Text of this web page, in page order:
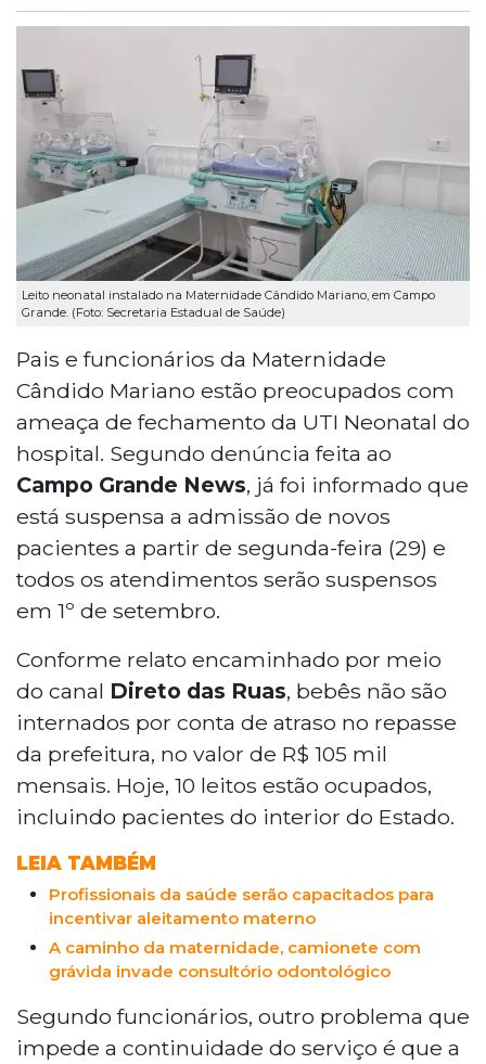
Leito neonatal instalado na Maternidade Cândido Mariano, em Campo
Grande. (Foto: Secretaria Estadual de Saúde)
Pais e funcionários da Maternidade
Cândido Mariano estão preocupados com
ameaça de fechamento da UTI Neonatal do
hospital. Segundo denúncia feita ao
Campo Grande News, já foi informado que
está suspensa a admissão de novos
pacientes a partir de segunda-feira (29) e
todos os atendimentos serão suspensos
em 1º de setembro.
Conforme relato encaminhado por meio
do canal Direto das Ruas, bebês não são
internados por conta de atraso no repasse
da prefeitura, no valor de R$ 105 mil
mensais. Hoje, 10 leitos estão ocupados,
incluindo pacientes do interior do Estado.
LEIA TAMBÉM
Profissionais da saúde serão capacitados para
incentivar aleitamento materno
A caminho da maternidade, camionete com
grávida invade consultório odontológico
Segundo funcionários, outro problema que
impede a continuidade do serviço é que a